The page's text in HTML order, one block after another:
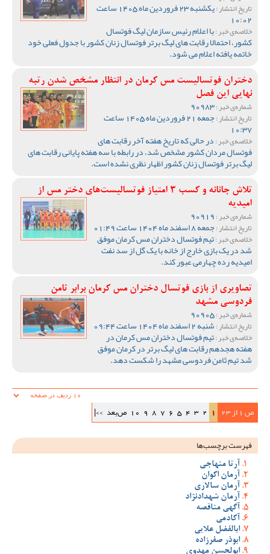
تاریخ انتشار : یکشنبه 23 فروردین ماه 1405 ساعت
10:02
خلاصه‌ی خبر :با اعلام رئیس سازمان لیگ فوتسال
کشور، احتمالا رقابت های لیگ برتر فوتسال زنان کشور با جدول فعلی خود
خاتمه یافته اعلام می شود.
دختران فوتسالیست مس کرمان در انتظار مشخص شدن رتبه
نهایی این فصل
شماره‌ی خبر :
تاریخ انتشار : جمعه 21 فروردین ماه 1405 ساعت
10:37
خلاصه‌ی خبر :در حالی که تاریخ هفته آخر رقابت های
فوتسال مردان کشور مشخص شد، در رابطه با سه هفته پایانی رقابت های
لیگ برتر فوتسال زنان کشور اظهار نظری نشده است.
تلاش جانانه و کسب 3 امتیاز فوتسالیست‌های دختر مس از
امیدیه
شماره‌ی خبر :
تاریخ انتشار :جمعه 8 اسفند ماه 1404 ساعت 01:49
خلاصه‌ی خبر :تیم فوتسال دختران مس کرمان موفق
شد در یک بازی خارج از خانه با یک گل از سد نفت
امیدیه رده چهارمی عبور کند.
تصاویری از بازی فوتسال دختران مس کرمان برابر ثامن
فردوسی مشهد
شماره‌ی خبر :
تاریخ انتشار :شنبه 2 اسفند ماه 1404 ساعت 09:44
خلاصه‌ی خبر :تیم فوتسال دختران مس کرمان در
هفته هجدهم رقابت های لیگ برتر در کرمان موفق
شد تیم ثامن فردوسی مشهد را شکست دهد.
ص 1 از 23 1
2
3
4
5
6
7
8
9
10 ص‌بعد >>|
فهرست برچسب‌ها
آرتا منهاجی
آرمان اکوان
آرمان سالاری
آرمان شهدادنژاد
آگهی مناقصه
آکادمی
ابالفضل علایی
ابوذر صفرزاده
ابولحسن مهدوی